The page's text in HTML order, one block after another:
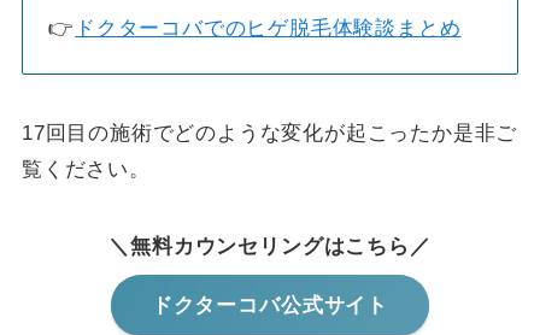
👉 ドクターコバでのヒゲ脱毛体験談まとめ
17回目の施術でどのような変化が起こったか是非ご
覧ください。
＼無料カウンセリングはこちら／
ドクターコバ公式サイト